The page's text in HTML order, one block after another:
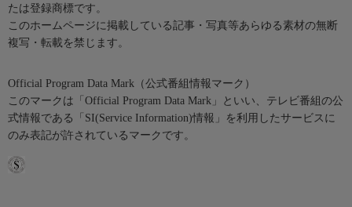
たは登録商標です。
このホームページに掲載している記事・写真等あらゆる素材の無断
複写・転載を禁じます。
Official Program Data Mark（公式番組情報マーク）
このマークは「Official Program Data Mark」といい、テレビ番組の公
式情報である「SI(Service Information)情報」を利用したサービスに
のみ表記が許されているマークです。